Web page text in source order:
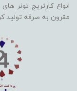
انواع کارتریج تونر
مقرون به صرفه تولید